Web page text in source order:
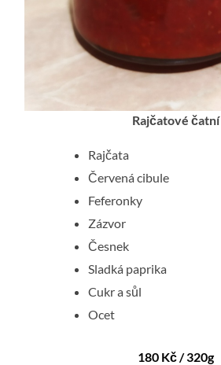
Rajčatové čatní
Rajčata
Červená cibule
Feferonky
Zázvor
Česnek
Sladká paprika
Cukr a sůl
Ocet
180 Kč / 320g